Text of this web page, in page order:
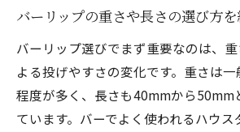
バーリップの重さや長さの選び方
バーリップ選びでまず重要なのは、
よる投げやすさの変化です。重さは
程度が多く、長さも40mmから50mm
ています。バーでよく使われるハウス